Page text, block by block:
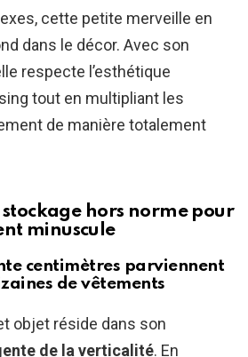
cette petite merveille en
dans le décor. Avec son
respecte l’esthétique
tout en multipliant les
de manière totalement
stockage hors norme pour
minuscule
centimètres parviennent
de vêtements
objet réside dans son
de la verticalité. En